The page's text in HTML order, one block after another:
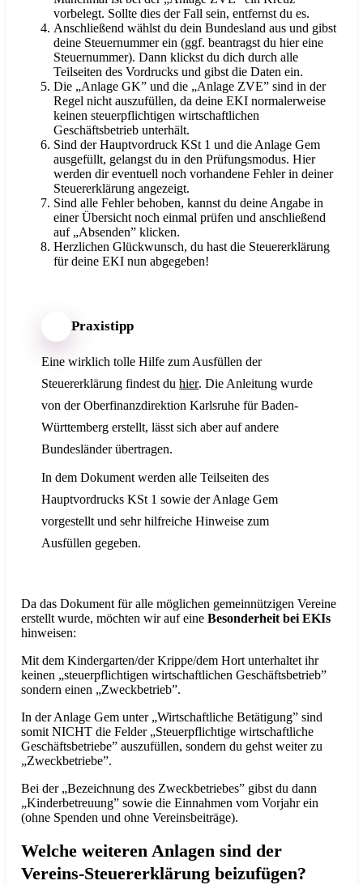
vorbelegt. Sollte dies der Fall sein, entfernst du es.
Anschließend wählst du dein Bundesland aus und gibst
deine Steuernummer ein (ggf. beantragst du hier eine
Steuernummer). Dann klickst du dich durch alle
Teilseiten des Vordrucks und gibst die Daten ein.
Die „Anlage GK” und die „Anlage ZVE” sind in der
Regel nicht auszufüllen, da deine EKI normalerweise
keinen steuerpflichtigen wirtschaftlichen
Geschäftsbetrieb unterhält.
Sind der Hauptvordruck KSt 1 und die Anlage Gem
ausgefüllt, gelangst du in den Prüfungsmodus. Hier
werden dir eventuell noch vorhandene Fehler in deiner
Steuererklärung angezeigt.
Sind alle Fehler behoben, kannst du deine Angabe in
einer Übersicht noch einmal prüfen und anschließend
auf „Absenden” klicken.
Herzlichen Glückwunsch, du hast die Steuererklärung
für deine EKI nun abgegeben!
Praxistipp
Eine wirklich tolle Hilfe zum Ausfüllen der
Steuererklärung findest duhier. Die Anleitung wurde
von der Oberfinanzdirektion Karlsruhe für Baden-
Württemberg erstellt, lässt sich aber auf andere
Bundesländer übertragen.
In dem Dokument werden alle Teilseiten des
Hauptvordrucks KSt 1 sowie der Anlage Gem
vorgestellt und sehr hilfreiche Hinweise zum
Ausfüllen gegeben.
Da das Dokument für alle möglichen gemeinnützigen Vereine
erstellt wurde, möchten wir auf eine Besonderheit bei EKIs
hinweisen:
Mit dem Kindergarten/der Krippe/dem Hort unterhaltet ihr
keinen „steuerpflichtigen wirtschaftlichen Geschäftsbetrieb”
sondern einen „Zweckbetrieb”.
In der Anlage Gem unter „Wirtschaftliche Betätigung” sind
somit NICHT die Felder „Steuerpflichtige wirtschaftliche
Geschäftsbetriebe” auszufüllen, sondern du gehst weiter zu
„Zweckbetriebe”.
Bei der „Bezeichnung des Zweckbetriebes” gibst du dann
„Kinderbetreuung” sowie die Einnahmen vom Vorjahr ein
(ohne Spenden und ohne Vereinsbeiträge).
Welche weiteren Anlagen sind der
Vereins-Steuererklärung beizufügen?